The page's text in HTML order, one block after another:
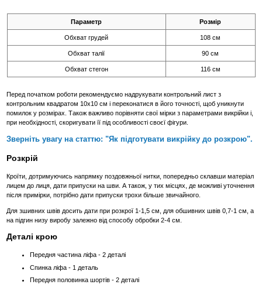
Параметр Розмір
Обхват грудей 108 см
Обхват талії 90 см
Обхват стегон 116 см
Перед початком роботи рекомендуємо надрукувати контрольний лист з
контрольним квадратом 10х10 см і переконатися в його точності, щоб уникнути
помилок у розмірах. Також важливо порівняти свої мірки з параметрами викрійки і,
при необхідності, скоригувати її під особливості своєї фігури.
Зверніть увагу на статтю: "Як підготувати викрійку до розкрою".
Розкрій
Кроїти, дотримуючись напрямку поздовжньої нитки, попередньо склавши матеріал
лицем до лиця, дати припуски на шви. А також, у тих місцях, де можливі уточнення
після примірки, потрібно дати припуски трохи більше звичайного.
Для зшивних швів досить дати при розкрої 1-1,5 см, для обшивних швів 0,7-1 см, а
на підгин низу виробу залежно від способу обробки 2-4 см.
Деталі крою
Передня частина ліфа - 2 деталі
Спинка ліфа - 1 деталь
Передня половинка шортів - 2 деталі